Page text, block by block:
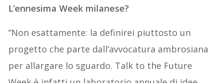
L’ennesima Week milanese?
“Non esattamente: la definirei piuttosto un
progetto che parte dall’avvocatura ambrosiana
per allargare lo sguardo. Talk to the Future